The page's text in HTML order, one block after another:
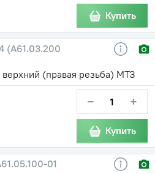
Купить
(А61.03.200
верхний (правая резьба) МТЗ
− +
Купить
01